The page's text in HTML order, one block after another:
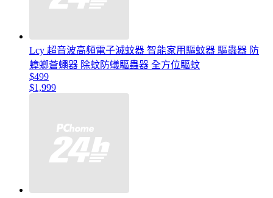
Lcy 超音波高頻電子滅蚊器 智能家用驅蚊器 驅蟲器 防
蟑螂蒼蠅器 除蚊防蟻驅蟲器 全方位驅蚊
$499
$1,999